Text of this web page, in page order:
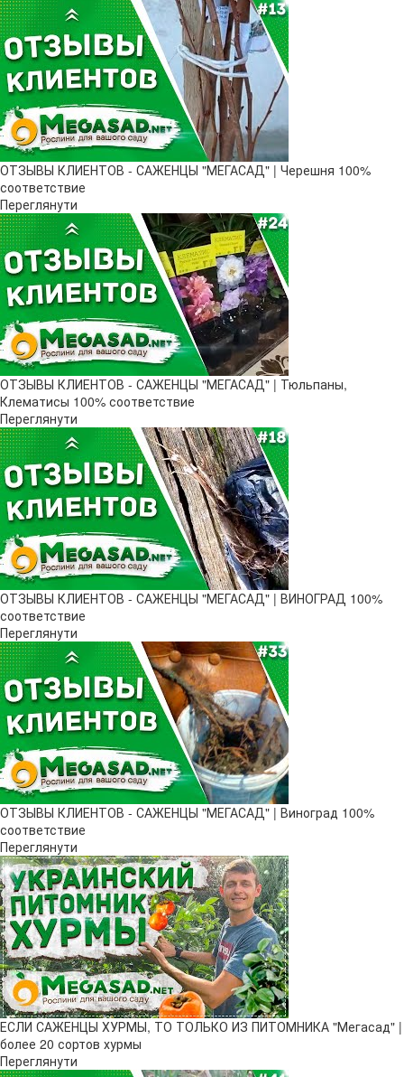
ОТЗЫВЫ КЛИЕНТОВ - САЖЕНЦЫ "МЕГАСАД" | Черешня 100%
соответствие
Переглянути
ОТЗЫВЫ КЛИЕНТОВ - САЖЕНЦЫ "МЕГАСАД" | Тюльпаны,
Клематисы 100% соответствие
Переглянути
ОТЗЫВЫ КЛИЕНТОВ - САЖЕНЦЫ "МЕГАСАД" | ВИНОГРАД 100%
соответствие
Переглянути
ОТЗЫВЫ КЛИЕНТОВ - САЖЕНЦЫ "МЕГАСАД" | Виноград 100%
соответствие
Переглянути
ЕСЛИ САЖЕНЦЫ ХУРМЫ, ТО ТОЛЬКО ИЗ ПИТОМНИКА "Мегасад" |
более 20 сортов хурмы
Переглянути